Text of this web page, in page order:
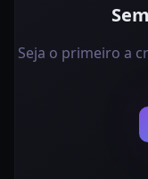
Seja o primeiro a